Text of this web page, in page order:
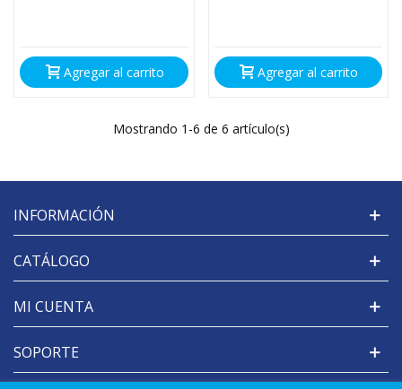
Agregar al carrito Agregar al carrito
Mostrando 1 -6 de 6 artículo(s)
INFORMACIÓN
CATÁLOGO
MI CUENTA
SOPORTE